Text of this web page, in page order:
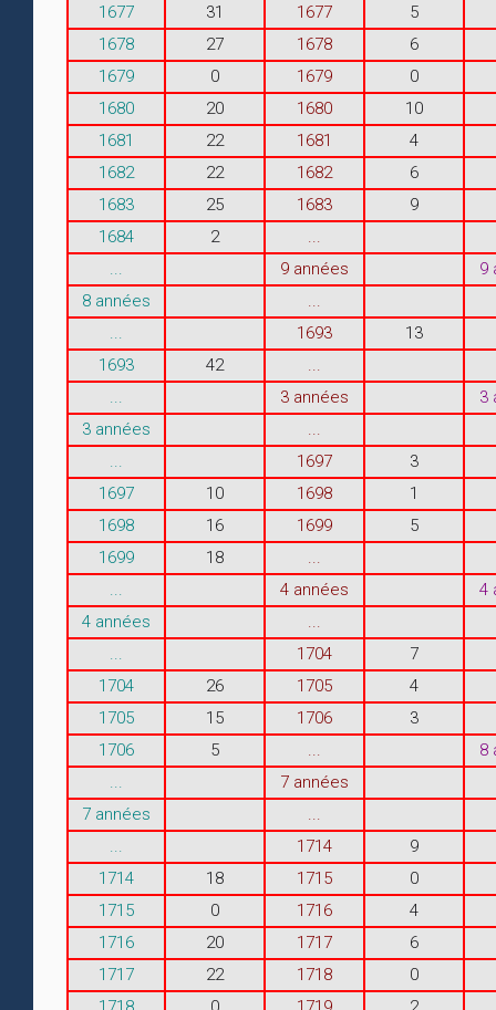
1677 31 1677
5
1678
27 1678
6
1679
0 1679
0
1680
20 1680
10
1681
22 1681
4
1682
22 1682
6
1683
25 1683
9
1684
2
9 années
9
8 années
1693
13
1693
42
3 années
3
3 années
1697
3
1697
10 1698
1
1698
16 1699
5
1699
18
4 années
4
4 années
1704
7
1704
26 1705
4
1705
15 1706
3
1706
5
8
7 années
7 années
1714
9
1714
18 1715
0
1715
0 1716
4
1716
20 1717
6
1717
22 1718
0